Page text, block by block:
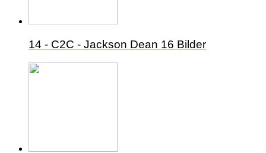
14 - C2C - Jackson Dean 16 Bilder